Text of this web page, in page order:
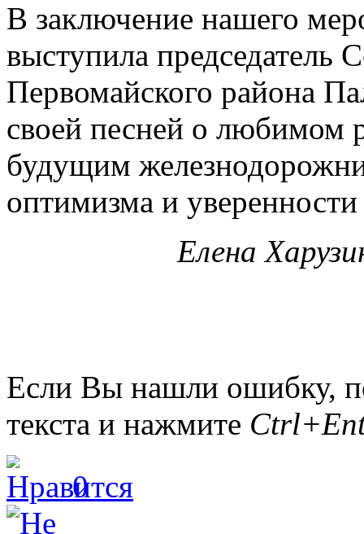
В заключение нашего
выступила председатель
Первомайского района
своей песней о любимом
будущим
оптимизма и
Елена
Если Вы нашли ошибку,
текста и нажмите
0